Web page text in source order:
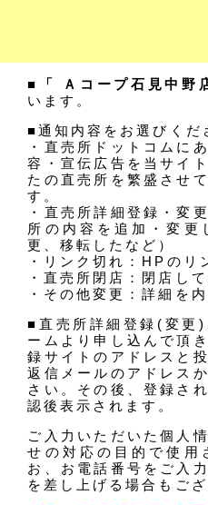
■「 Ａコープ石見中野
います。
■通知内容をお選びくだ
・直売所ドットコムに
容・宣伝広告を当サイ
たの直売所を繁盛させ
す。
・直売所詳細登録・変
所の内容を追加・変更
更、移転したなど）
・リンク切れ：HPのリ
・直売所閉店：閉店し
・その他変更：詳細を
■直売所詳細登録(変更)
ームより申し込んで頂
録サイトのアドレスと
返信メールのアドレス
さい。その後、登録さ
認後表示されます。
ご入力いただいた個人
せの対応の目的で使用
お、お電話番号をご入
を差し上げる場合もござ